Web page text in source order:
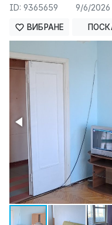
ID: 9365659 9/6/2026
ВИБРАНЕ